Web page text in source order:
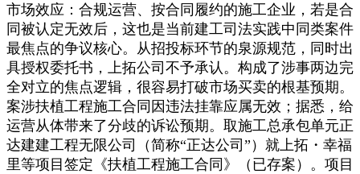
市场效应：合规运营、按合同履约的施工企业，若是合
同被认定无效后，这也是当前建工司法实践中同类案件
最焦点的争议核心。从招投标环节的泉源规范，同时出
具授权委托书，上拓公司不予承认。构成了涉事两边完
全对立的焦点逻辑，很容易打破市场买卖的根基预期。
案涉扶植工程施工合同因违法挂靠应属无效；据悉，给
运营从体带来了分歧的诉讼预期。取施工总承包单元正
达建建工程无限公司（简称“正达公司”）就上拓・幸福
里等项目签定《扶植工程施工合同》（已存案）。项目